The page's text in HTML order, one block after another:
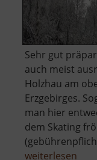
Sehr gut
auch meist
Holzhau am
Erzgebirges.
man hier
dem Skating
weiterlesen